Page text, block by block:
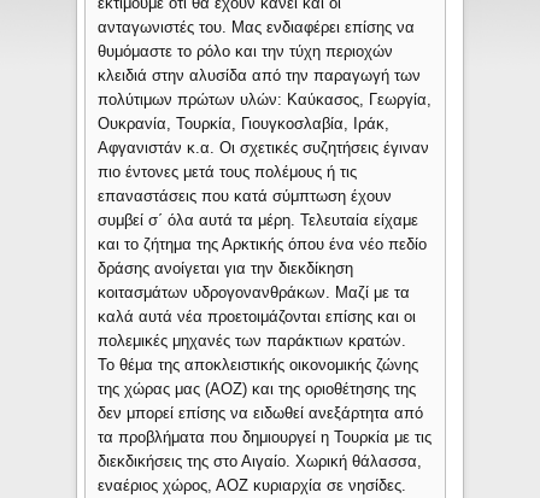
ανταγωνιστές του. Μας ενδιαφέρει επίσης να
θυμόμαστε το ρόλο και την τύχη περιοχών
κλειδιά στην αλυσίδα από την παραγωγή των
πολύτιμων πρώτων υλών: Καύκασος, Γεωργία,
Ουκρανία, Τουρκία, Γιουγκοσλαβία, Ιράκ,
Αφγανιστάν κ.α. Οι σχετικές συζητήσεις έγιναν
πιο έντονες μετά τους πολέμους ή τις
επαναστάσεις που κατά σύμπτωση έχουν
συμβεί σ΄ όλα αυτά τα μέρη. Τελευταία είχαμε
και το ζήτημα της Αρκτικής όπου ένα νέο πεδίο
δράσης ανοίγεται για την διεκδίκηση
κοιτασμάτων υδρογονανθράκων. Μαζί με τα
καλά αυτά νέα προετοιμάζονται επίσης και οι
πολεμικές μηχανές των παράκτιων κρατών.
Το θέμα της αποκλειστικής οικονομικής ζώνης
της χώρας μας (ΑΟΖ) και της οριοθέτησης της
δεν μπορεί επίσης να ειδωθεί ανεξάρτητα από
τα προβλήματα που δημιουργεί η Τουρκία με τις
διεκδικήσεις της στο Αιγαίο. Χωρική θάλασσα,
εναέριος χώρος, ΑΟΖ κυριαρχία σε νησίδες.